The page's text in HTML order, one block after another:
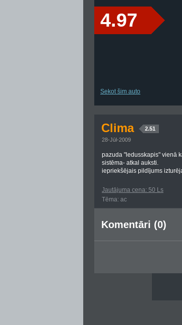
4.97
Sekot šim auto
Clima
2.51
28-Jūl-2009
pazuda "ledusskapis" vienā
sistēma- atkal auksti.
iepriekšējais pildījums
Jautājuma cena: 50 Ls
Tēma: ac
Komentāri (0)